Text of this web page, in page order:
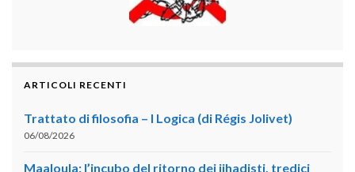
ARTICOLI RECENTI
Trattato di filosofia – I Logica (di Régis Jolivet)
06/08/2026
Maaloula: l’incubo del ritorno dei jihadisti, tredici